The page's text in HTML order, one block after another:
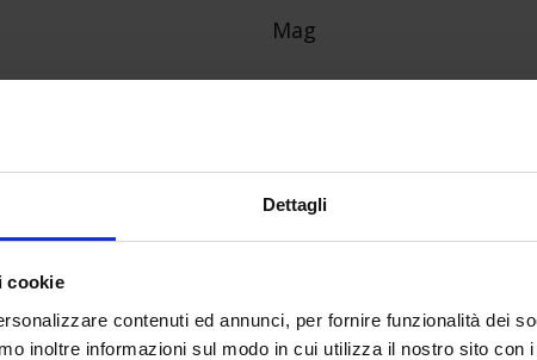
Dettagli
cookie
contenuti ed annunci, per fornire funzionalità dei
inoltre informazioni sul modo in cui utilizza il nostro sito con
Mag